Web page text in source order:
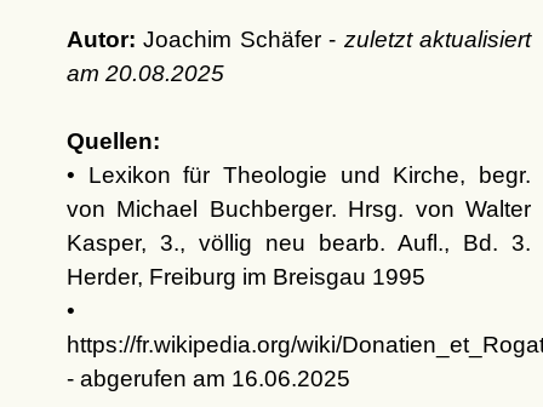
Autor: Joachim Schäfer - zuletzt aktualisiert
am 20.08.2025
Quellen:
• Lexikon für Theologie und Kirche, begr.
von Michael Buchberger. Hrsg. von Walter
Kasper, 3., völlig neu bearb. Aufl., Bd. 3.
Herder, Freiburg im Breisgau 1995
•
https://fr.wikipedia.org/wiki/
- abgerufen am 16.06.2025